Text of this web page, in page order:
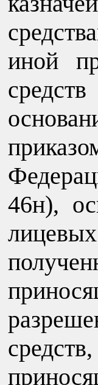
иной
46н),